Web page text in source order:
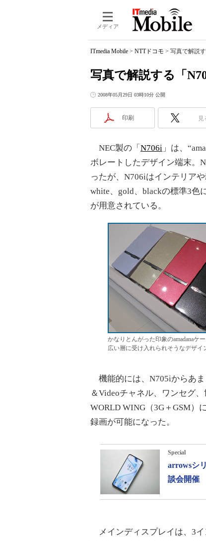
メディア
ITmedia Mobile > NTTドコモ > 写真で解説
写真で解説する「
2008年05月29日 03時10分 公開
印刷 見
NEC製の「 N706i 」は、
ボレートしたデザイン端末。
ったが、N706iはインテリア
white、gold、blackの標準3色
が用意されている。
かなりとんがった印象のamadanaケ
広い層に受け入れられそうなデザイ
機能的には、N705iからあ
＆Videoチャネル、ワンセグ
WORLD WING（3G＋GSM）
録画が可能になった。
Special
arrowsシ
談会開催
メインディスプレイは、3イ